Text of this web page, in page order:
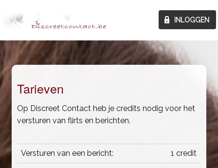
Tarieven
Op Discreet Contact heb je credits nodig voor het
versturen van flirts en berichten.
Versturen van een bericht: 1 credit